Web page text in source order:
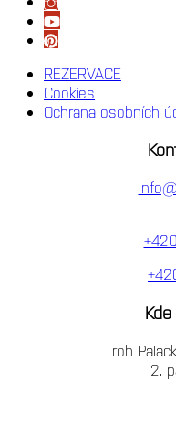
REZERVACE
Cookies
Ochrana osobních
roh
2.